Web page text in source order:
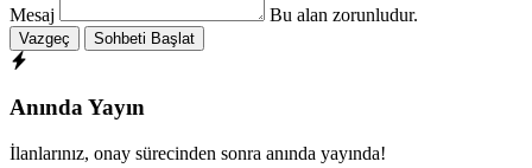
Mesaj Bu alan zorunludur.
Vazgeç Sohbeti Başlat
Anında Yayın
İlanlarınız, onay sürecinden sonra anında yayında!